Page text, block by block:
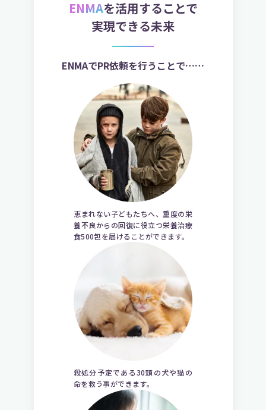
ENMAを活用することで
実現できる未来
ENMAでPR依頼を行うことで……
恵まれない子どもたちへ、重度の栄
養不良からの回復に役立つ栄養治療
食500包を届けることができます。
殺処分予定である30頭の犬や猫の
命を救う事ができます。